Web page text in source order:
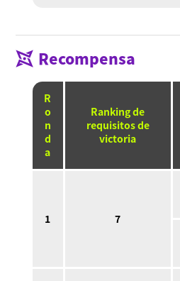
Recompensa
R
o
n
d
a
Ranking de
requisitos de
victoria
1 7